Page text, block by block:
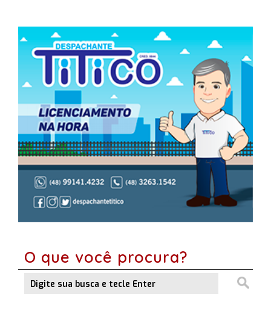
O que você procura?